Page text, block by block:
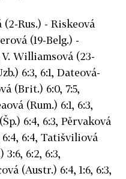
(2-Rus.) - Riskeová
(19-Belg.) -
Williamsová (23-
6:3, 6:1, Dateová-
(Brit.) 6:0, 7:5,
(Rum.) 6:1, 6:3,
6:4, 6:3, Pěrvaková
6:4, 6:4, Tatišviliová
6:2, 6:3,
(Austr.) 6:4, 1:6, 6:3,